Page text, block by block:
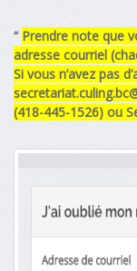
“ Prendre note que
adresse courriel
Si vous n’avez pas
(418-445-1526) ou